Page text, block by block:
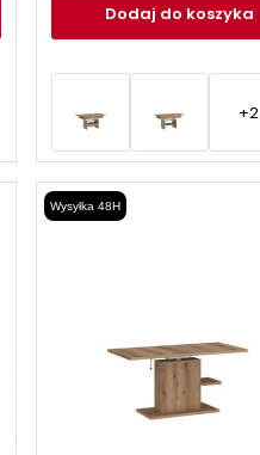
Dodaj do koszyka
+2
Wysyłka 48H